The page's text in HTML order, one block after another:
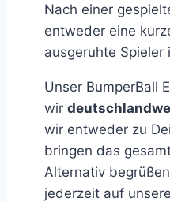
Nach einer
entweder eine
ausgeruhte Spieler
Unser BumperBall
wir
wir entweder zu
bringen das
Alternativ
jederzeit auf